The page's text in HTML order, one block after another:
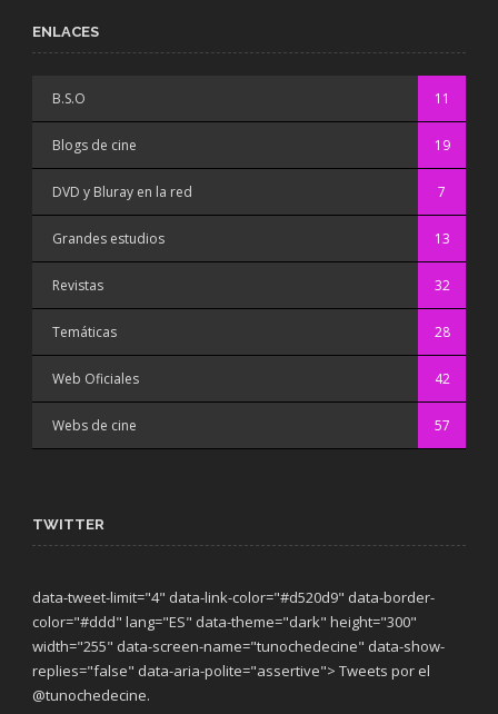
ENLACES
B.S.O 11
Blogs de cine 19
DVD y Bluray en la red 7
Grandes estudios 13
Revistas 32
Temáticas 28
Web Oficiales 42
Webs de cine 57
TWITTER
data-tweet-limit="4" data-link-color="#d520d9" data-border-
color="#ddd" lang="ES" data-theme="dark" height="300"
width="255" data-screen-name="tunochedecine" data-show-
replies="false" data-aria-polite="assertive"> Tweets por el
@tunochedecine.